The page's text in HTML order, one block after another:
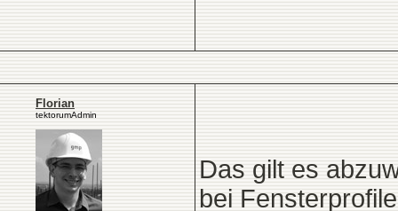
Florian
tektorumAdmin
Das gilt es
bei